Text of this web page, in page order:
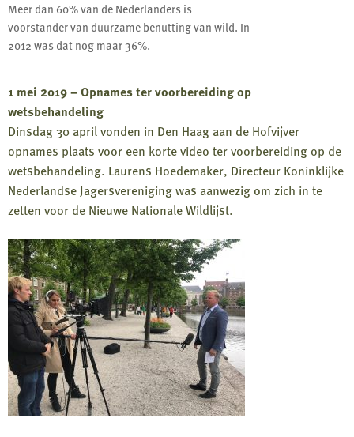
Meer dan 60% van de Nederlanders is
voorstander van duurzame benutting van wild. In
2012 was dat nog maar 36%.
1 mei 2019 – Opnames ter voorbereiding op
wetsbehandeling
Dinsdag 30 april vonden in Den Haag aan de Hofvijver
opnames plaats voor een korte video ter voorbereiding op de
wetsbehandeling. Laurens Hoedemaker, Directeur Koninklijke
Nederlandse Jagersvereniging was aanwezig om zich in te
zetten voor de Nieuwe Nationale Wildlijst.